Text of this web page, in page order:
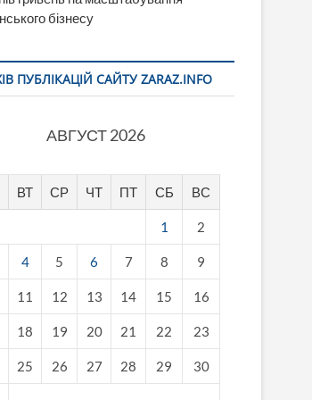
бізнесу
ПУБЛІКАЦІЙ САЙТУ ZARAZ.INFO
АВГУСТ 2026
ВТ СР ЧТ ПТ СБ ВС
1 2
4 5 6 7 8 9
11 12 13 14 15 16
18 19 20 21 22 23
25 26 27 28 29 30